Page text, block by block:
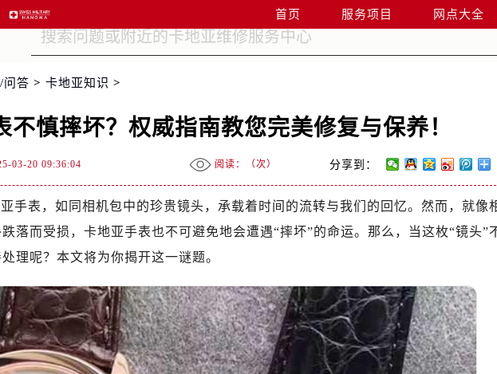
首页 服务项目 网点大全
问答 > 卡地亚知识 >
不慎摔坏？权威指南教您完美修复与保养！
03-20 09:36:04 阅读：（次） 分享到：
手表，如同相机包中的珍贵镜头，承载着时间的流转与我们的回忆。然而，就像
落而受损，卡地亚手表也不可避免地会遭遇“摔坏”的命运。那么，当这枚“镜头”
理呢？本文将为你揭开这一谜题。